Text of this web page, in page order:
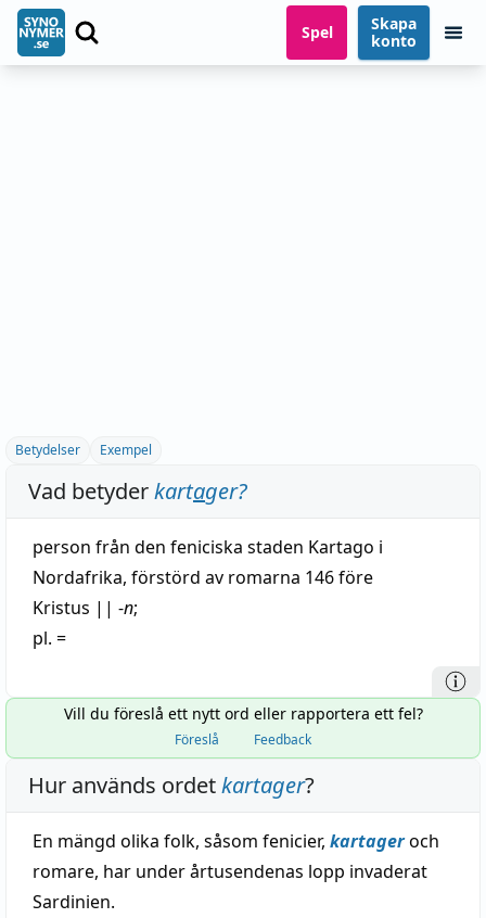
Spel
Skapa
konto
Betydelser Exempel
Vad betyderkartager?
person från den feniciska staden Kartago i
Nordafrika, förstörd av romarna 146 före
Kristus || -n;
pl. =
Vill du föreslå ett nytt ord eller rapportera ett fel?
Föreslå Feedback
Hur används ordetkartager?
En mängd olika folk, såsom fenicier, kartageroch
romare, har under årtusendenas lopp invaderat
Sardinien.